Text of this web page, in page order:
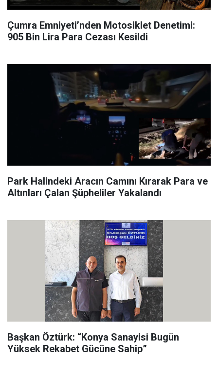
Çumra Emniyeti’nden Motosiklet Denetimi:
905 Bin Lira Para Cezası Kesildi
Park Halindeki Aracın Camını Kırarak Para ve
Altınları Çalan Şüpheliler Yakalandı
Başkan Öztürk: “Konya Sanayisi Bugün
Yüksek Rekabet Gücüne Sahip”